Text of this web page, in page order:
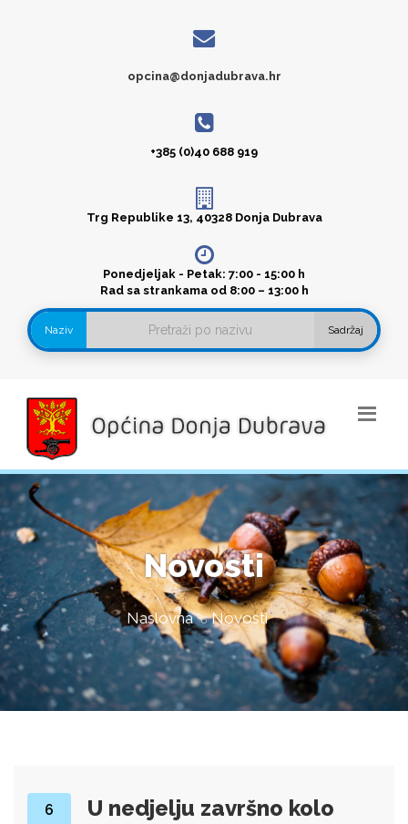
opcina@donjadubrava.hr
+385 (0)40 688 919
Trg Republike 13, 40328 Donja Dubrava
Ponedjeljak - Petak: 7:00 - 15:00 h
Rad sa strankama od 8:00 – 13:00 h
Naziv Sadržaj
Novosti
Naslovna Novosti
6
U nedjelju završno kolo